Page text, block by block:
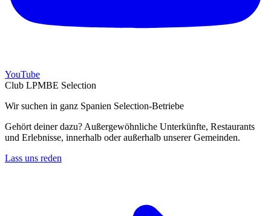
YouTube
Club LPMBE Selection
Wir suchen in ganz Spanien Selection-Betriebe
Gehört deiner dazu? Außergewöhnliche Unterkünfte, Restaurants
und Erlebnisse, innerhalb oder außerhalb unserer Gemeinden.
Lass uns reden